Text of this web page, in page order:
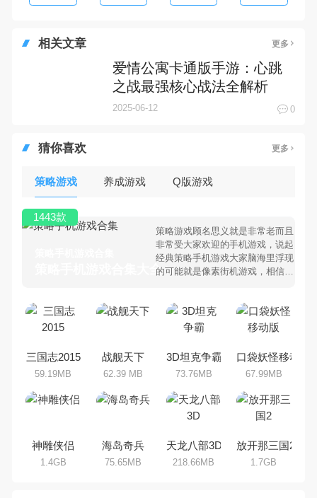
相关文章 更多
爱情公寓卡通版手游：心跳
之战最强核心战法全解析
2025-06-12 0
猜你喜欢 更多
策略游戏 养成游戏 Q版游戏
策略手机游戏合集大全 >
策略游戏顾名思义就是非常老而且
非常受大家欢迎的手机游戏，说起
经典策略手机游戏大家脑海里浮现
的可能就是像素街机游戏，相信很
略手机游戏有哪些呢？游戏今天，
乐途下载站小编芒果味的怪咖给大
集，欢迎大家前来选择下载体验
1443款
三国志2015
59.19MB
战舰天下
62.39 MB
3D坦克争霸
73.76MB
口袋妖怪移动版
67.99MB
神雕侠侣
1.4GB
海岛奇兵
75.65MB
天龙八部3D
218.66MB
放开那三国2
1.7GB